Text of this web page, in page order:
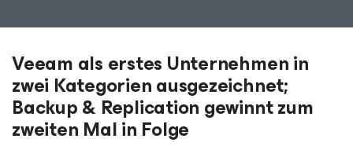
Veeam als erstes Unternehmen in
zwei Kategorien ausgezeichnet;
Backup & Replication gewinnt zum
zweiten Mal in Folge